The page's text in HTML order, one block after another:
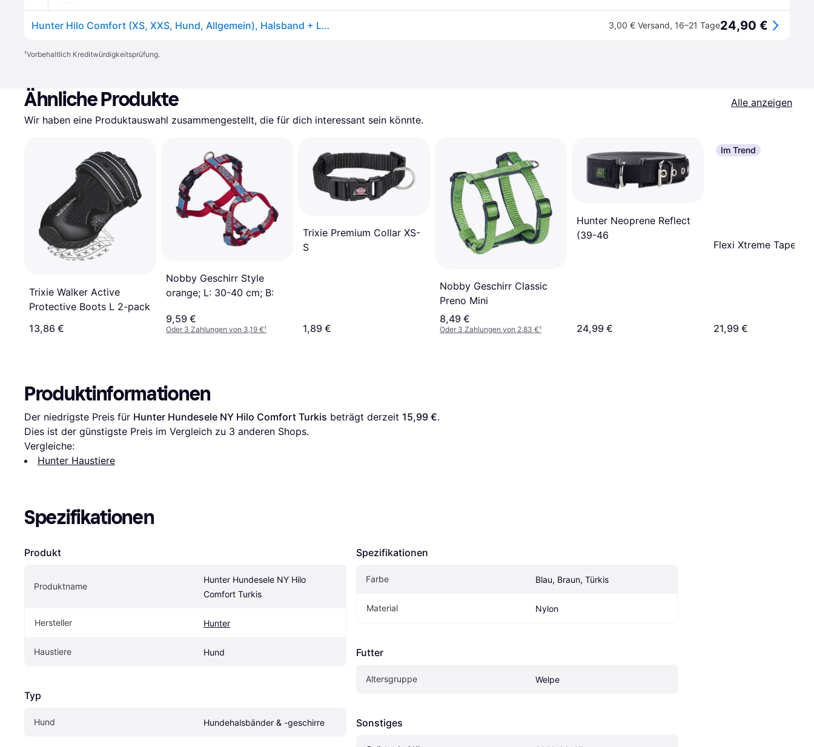
Hunter Hilo Comfort (XS, XXS, Hund, Allgemein), Halsband + Leine 3,00 € Versand, 16–21 Tage24,90 €
¹Vorbehaltlich Kreditwürdigkeitsprüfung.
Ähnliche Produkte
Alle anzeigen
Wir haben eine Produktauswahl zusammengestellt, die für dich interessant sein könnte.
Trixie Walker Active
Protective Boots L 2-pack
13,86 €
Nobby Geschirr Style
orange; L: 30-40 cm; B:
9,59 €
Oder 3 Zahlungen von 3,19 €¹
Trixie Premium Collar XS-
S
1,89 €
Nobby Geschirr Classic
Preno Mini
8,49 €
Oder 3 Zahlungen von 2,83 €¹
Hunter Neoprene Reflect
(39-46
24,99 €
Im Trend
Flexi Xtreme Tape M
21,99 €
Produktinformationen
Der niedrigste Preis für Hunter Hundesele NY Hilo Comfort Turkis beträgt derzeit 15,99 €.
Dies ist der günstigste Preis im Vergleich zu 3 anderen Shops.
Vergleiche:
Hunter Haustiere
Spezifikationen
Produkt
Produktname
Hunter Hundesele NY Hilo
Comfort Turkis
Hersteller Hunter
Haustiere Hund
Typ
Hund Hundehalsbänder & -geschirre
Spezifikationen
Farbe Blau, Braun, Türkis
Material Nylon
Futter
Altersgruppe Welpe
Sonstiges